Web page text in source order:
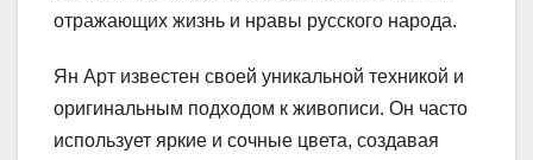
отражающих жизнь и нравы русского народа.
Ян Арт известен своей уникальной техникой и
оригинальным подходом к живописи. Он часто
использует яркие и сочные цвета, создавая